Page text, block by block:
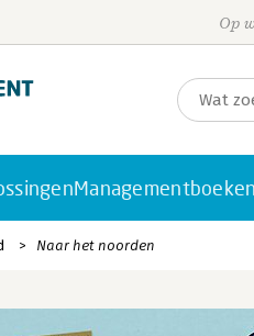
Op
Managementboeken
Naar het noorden